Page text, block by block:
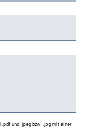
und .jpeg bzw. .jpg mit einer